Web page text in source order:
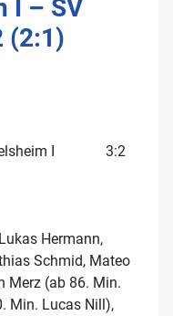
I – SV
(2:1)
I 3:2
Hermann,
Schmid, Mateo
Merz (ab 86. Min.
Min. Lucas Nill),